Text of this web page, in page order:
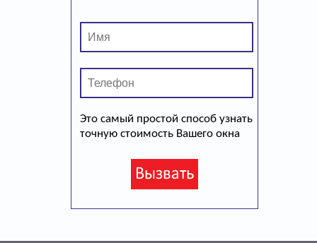
Это самый простой способ узнать
точную стоимость Вашего окна